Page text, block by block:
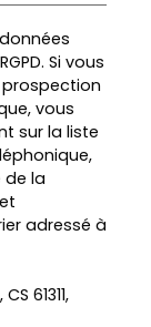
Si vous
vous
sur la liste
de la
adressé à
61311,